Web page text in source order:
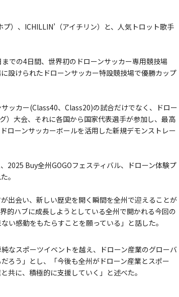
）、ICHILLIN’（アイチリン）と、人気トロット歌手
での4日間、世界初のドローンサッカー専用競技場
設けられたドローンサッカー特設競技場で優勝カップ
ッカー(Class40、Class20)の試合だけでなく、ドロー
）大会、それに各国から国家代表選手が参加し、最高
ローンサッカーボールを活用した新規デモンストレー
2025 Buy全州GOGOフェスティバル、ドローン体験プ
。
出会い、新しい歴史を開く瞬間を全州で迎えることが
的ハブに成長しようとしている全州で開かれる今回の
い感動をもたらすことを願っている」と話した。
なスポーツイベントを越え、ドローン産業のグローバ
ろう」とし、「今後も全州がドローン産業とスポー
共に、積極的に支援していく」と述べた。